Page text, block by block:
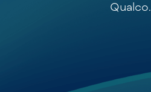
Qualco.